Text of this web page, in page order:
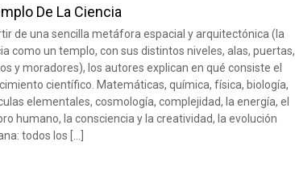
De La Ciencia
de una sencilla metáfora espacial y arquitectónica (la
como un templo, con sus distintos niveles, alas, puertas,
y moradores), los autores explican en qué consiste el
científico. Matemáticas, química, física, biología,
elementales, cosmología, complejidad, la energía, el
humano, la consciencia y la creatividad, la evolución
todos los […]